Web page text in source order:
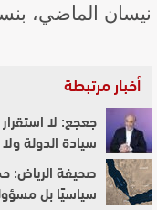
نيسان الماضي، بنسبة 95% من
أخبار مرتبطة
جعجع: لا
سيادة الدولة
صحيفة الرياض:
سياسيًا بل